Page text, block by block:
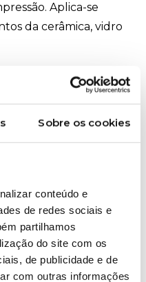
Sobre os cookies
conteúdo e
de redes sociais e
partilhamos
do site com os
de publicidade e de
com outras informações
Aplica-se
da cerâmica, vidro
SOBRE